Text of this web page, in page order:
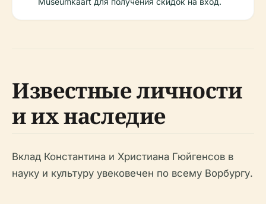
Известные личности
и их наследие
Вклад Константина и Христиана Гюйгенсов в
науку и культуру увековечен по всему Ворбургу.